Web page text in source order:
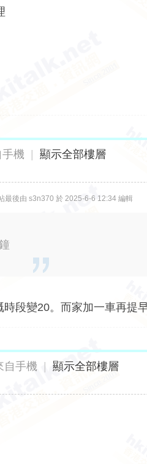
手機 顯示全部樓層
最後由 s3n370 於 2025-6-6 12:34 編輯
段變20。而家加一車再提
自手機 顯示全部樓層